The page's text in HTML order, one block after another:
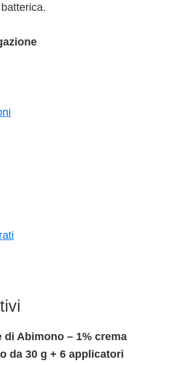
di Abimono – 1% crema
da 30 g + 6 applicatori